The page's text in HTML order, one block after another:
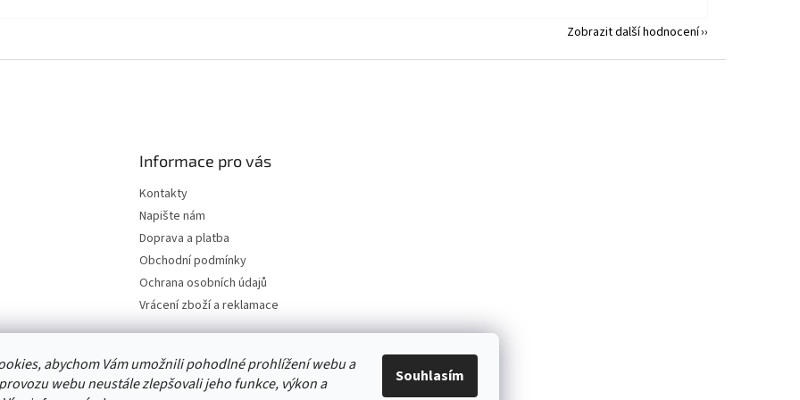
abychom Vám umožnili pohodlné prohlížení webu a
webu neustále zlepšovali jeho funkce, výkon a
Souhlasím
Zobrazit další hodnocení
Informace pro vás
Kontakty
Napište nám
Doprava a platba
Obchodní podmínky
Ochrana osobních údajů
Vrácení zboží a reklamace